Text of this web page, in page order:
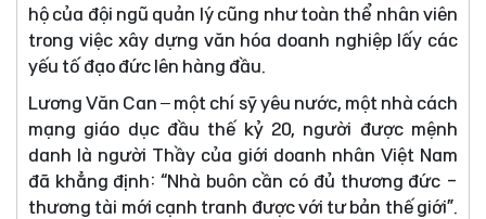
hộ của đội ngũ quản lý cũng như toàn thể nhân viên
trong việc xây dựng văn hóa doanh nghiệp lấy các
yếu tố đạo đức lên hàng đầu.
Lương Văn Can – một chí sỹ yêu nước, một nhà cách
mạng giáo dục đầu thế kỷ 20, người được mệnh
danh là người Thầy của giới doanh nhân Việt Nam
đã khẳng định: “Nhà buôn cần có đủ thương đức -
thương tài mới cạnh tranh được với tư bản thế giới”.